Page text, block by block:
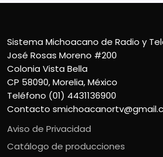
Sistema Michoacano de Radio y
José Rosas Moreno #200
Colonia Vista Bella
CP 58090, Morelia, México
Teléfono (01) 4431136900
Contacto
Aviso de Privacidad
Catálogo de producciones